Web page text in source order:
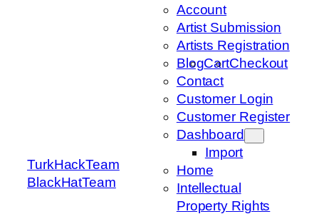
TurkHackTeam
BlackHatTeam
Account
Artist Submission
Artists Registration
BlogCartCheckout
Contact
Customer Login
Customer Register
Dashboard
Import
Home
Intellectual
Property Rights